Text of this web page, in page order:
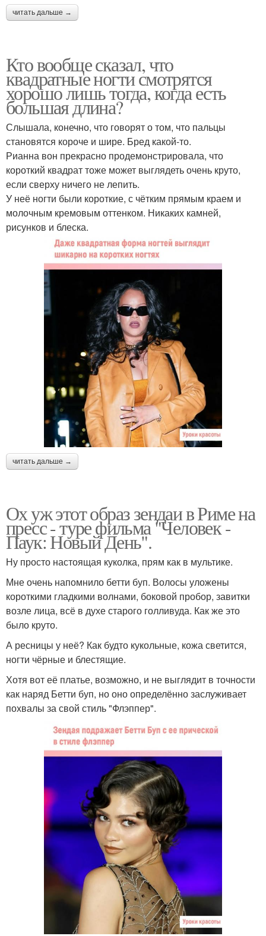
читать дальше →
Кто вообще сказал, что
квадратные ногти смотрятся
хорошо лишь тогда, когда есть
большая длина?
Слышала, конечно, что говорят о том, что пальцы
становятся короче и шире. Бред какой-то.
Рианна вон прекрасно продемонстрировала, что
короткий квадрат тоже может выглядеть очень круто,
если сверху ничего не лепить.
У неё ногти были короткие, с чётким прямым краем и
молочным кремовым оттенком. Никаких камней,
рисунков и блеска.
читать дальше →
Ох уж этот образ зендаи в Риме на
пресс - туре фильма "Человек -
Паук: Новый День".
Ну просто настоящая куколка, прям как в мультике.
Мне очень напомнило бетти буп. Волосы уложены
короткими гладкими волнами, боковой пробор, завитки
возле лица, всё в духе старого голливуда. Как же это
было круто.
А ресницы у неё? Как будто кукольные, кожа светится,
ногти чёрные и блестящие.
Хотя вот её платье, возможно, и не выглядит в точности
как наряд Бетти буп, но оно определённо заслуживает
похвалы за свой стиль "Флэппер".